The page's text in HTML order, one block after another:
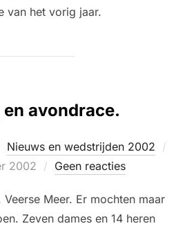
van het vorig jaar.
avondrace.
Nieuws en wedstrijden 2002
2002 Geen reacties
Meer. Er mochten maar
Zeven dames en 14 heren